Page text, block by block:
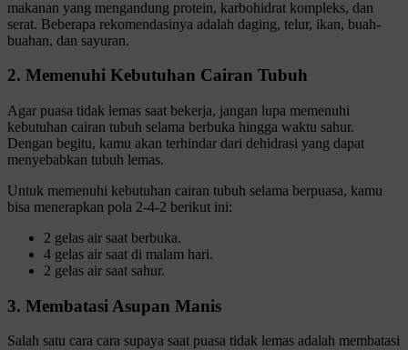
makanan yang mengandung protein, karbohidrat kompleks, dan
serat. Beberapa rekomendasinya adalah daging, telur, ikan, buah-
buahan, dan sayuran.
2. Memenuhi Kebutuhan Cairan Tubuh
Agar puasa tidak lemas saat bekerja, jangan lupa memenuhi
kebutuhan cairan tubuh selama berbuka hingga waktu sahur.
Dengan begitu, kamu akan terhindar dari dehidrasi yang dapat
menyebabkan tubuh lemas.
Untuk memenuhi kebutuhan cairan tubuh selama berpuasa, kamu
bisa menerapkan pola 2-4-2 berikut ini:
2 gelas air saat berbuka.
4 gelas air saat di malam hari.
2 gelas air saat sahur.
3. Membatasi Asupan Manis
Salah satu cara cara supaya saat puasa tidak lemas adalah membatasi